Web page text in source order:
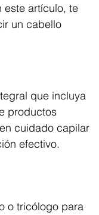
este artículo, te
un cabello
que incluya
productos
cuidado capilar
efectivo.
o tricólogo para